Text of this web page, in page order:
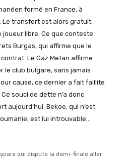
formé en France, à
Le transfert est alors gratuit,
libre. Ce que conteste
Burgas, qui affirme que le
Le Gaz Metan affirme
le club bulgare, sans jamais
cause, ce dernier a fait faillite
souci de dette n’a donc
aujourd’hui. Bekoe, qui n’est
est lui introuvable…
qui dispute la demi-finale aller